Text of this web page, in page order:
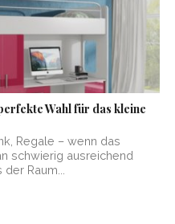
Wahl für das kleine
Regale – wenn das
schwierig ausreichend
Raum...